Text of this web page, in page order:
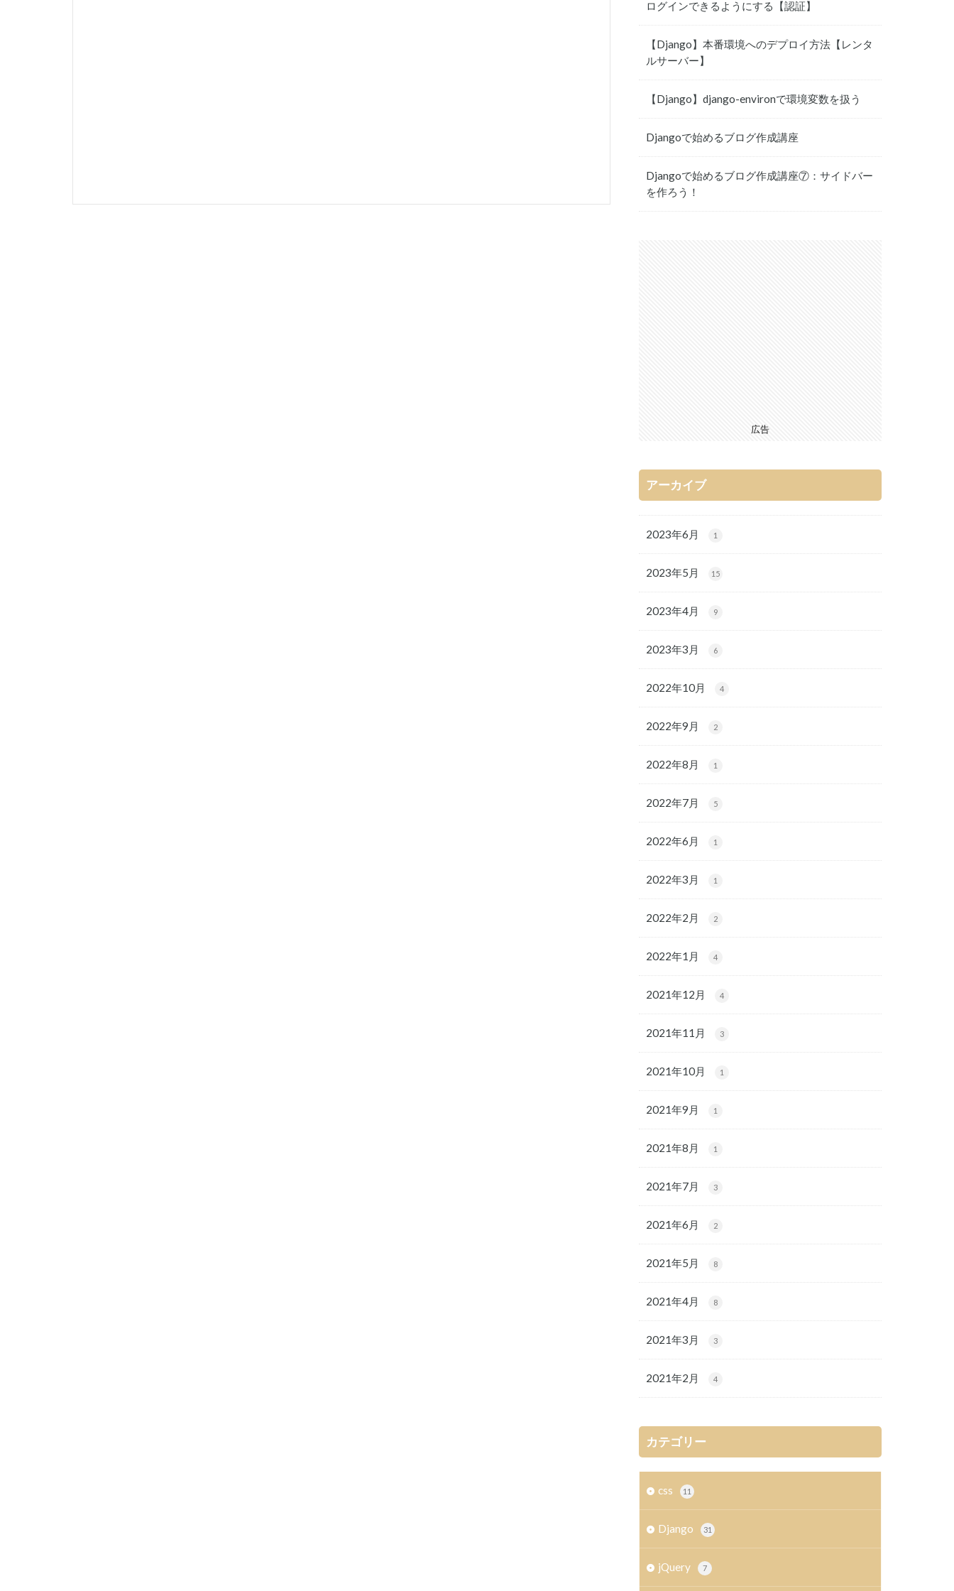
ログインできるようにする【認証】
【Django】本番環境へのデプロイ方法【レンタ
ルサーバー】
【Django】django-environで環境変数を扱う
Djangoで始めるブログ作成講座
Djangoで始めるブログ作成講座⑦：サイドバー
を作ろう！
広告
アーカイブ
2023年6月 1
2023年5月 15
2023年4月 9
2023年3月 6
2022年10月 4
2022年9月 2
2022年8月 1
2022年7月 5
2022年6月 1
2022年3月 1
2022年2月 2
2022年1月 4
2021年12月 4
2021年11月 3
2021年10月 1
2021年9月 1
2021年8月 1
2021年7月 3
2021年6月 2
2021年5月 8
2021年4月 8
2021年3月 3
2021年2月 4
カテゴリー
css 11
Django 31
jQuery 7